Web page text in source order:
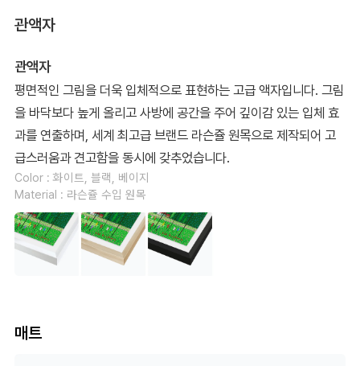
관액자
관액자
평면적인 그림을 더욱 입체적으로 표현하는 고급 액자입니다. 그림
을 바닥보다 높게 올리고 사방에 공간을 주어 깊이감 있는 입체 효
과를 연출하며, 세계 최고급 브랜드 라슨쥴 원목으로 제작되어 고
급스러움과 견고함을 동시에 갖추었습니다.
Color : 화이트, 블랙, 베이지
Material : 라슨쥴 수입 원목
매트